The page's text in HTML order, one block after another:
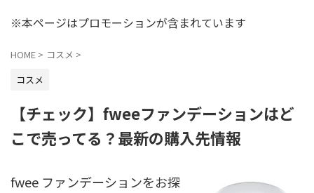
※本ページはプロモーションが含まれています
HOME > コスメ >
コスメ
【チェック】fweeファンデーションはど
こで売ってる？最新の購入先情報
fwee ファンデーションをお探